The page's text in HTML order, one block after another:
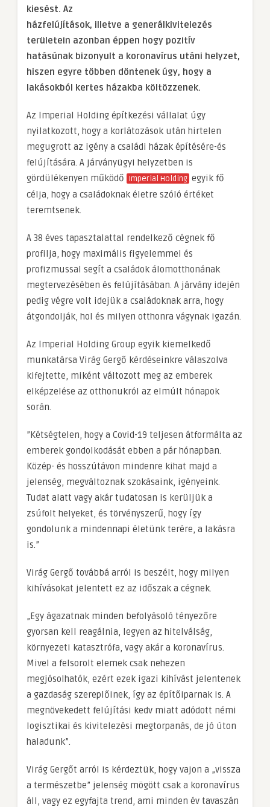
kiesést. Az
házfelújítások, illetve a generálkivitelezés
területein azonban éppen hogy pozitív
hatásúnak bizonyult a koronavírus utáni helyzet,
hiszen egyre többen döntenek úgy, hogy a
lakásokból kertes házakba költözzenek.
Az Imperial Holding építkezési vállalat úgy
nyilatkozott, hogy a korlátozások után hirtelen
megugrott az igény a családi házak építésére-és
felújítására. A járványügyi helyzetben is
gördülékenyen működő Imperial Holding egyik fő
célja, hogy a családoknak életre szóló értéket
teremtsenek.
A 38 éves tapasztalattal rendelkező cégnek fő
profilja, hogy maximális figyelemmel és
profizmussal segít a családok álomotthonának
megtervezésében és felújításában. A járvány idején
pedig végre volt idejük a családoknak arra, hogy
átgondolják, hol és milyen otthonra vágynak igazán.
Az Imperial Holding Group egyik kiemelkedő
munkatársa Virág Gergő kérdéseinkre válaszolva
kifejtette, miként változott meg az emberek
elképzelése az otthonukról az elmúlt hónapok
során.
”Kétségtelen, hogy a Covid-19 teljesen átformálta az
emberek gondolkodását ebben a pár hónapban.
Közép- és hosszútávon mindenre kihat majd a
jelenség, megváltoznak szokásaink, igényeink.
Tudat alatt vagy akár tudatosan is kerüljük a
zsúfolt helyeket, és törvényszerű, hogy így
gondolunk a mindennapi életünk terére, a lakásra
is.”
Virág Gergő továbbá arról is beszélt, hogy milyen
kihívásokat jelentett ez az időszak a cégnek.
„Egy ágazatnak minden befolyásoló tényezőre
gyorsan kell reagálnia, legyen az hitelválság,
környezeti katasztrófa, vagy akár a koronavírus.
Mivel a felsorolt elemek csak nehezen
megjósolhatók, ezért ezek igazi kihívást jelentenek
a gazdaság szereplőinek, így az építőiparnak is. A
megnövekedett felújítási kedv miatt adódott némi
logisztikai és kivitelezési megtorpanás, de jó úton
haladunk”.
Virág Gergőt arról is kérdeztük, hogy vajon a „vissza
a természetbe” jelenség mögött csak a koronavírus
áll, vagy ez egyfajta trend, ami minden év tavaszán